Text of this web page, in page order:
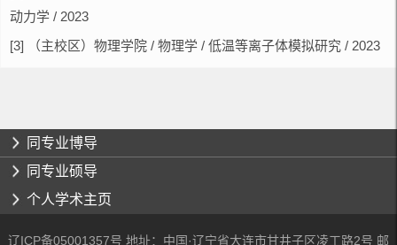
动力学 / 2023
[3] （主校区）物理学院 / 物理学 / 低温等离子体模拟研究 / 2023
同专业博导
同专业硕导
个人学术主页
辽ICP备05001357号 地址：中国·辽宁省大连市甘井子区凌工路2号 邮